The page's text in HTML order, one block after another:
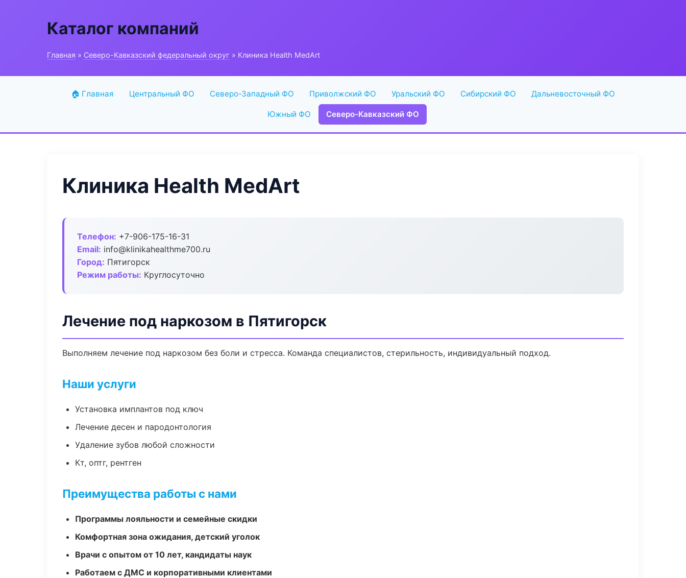
Каталог компаний
Главная » Северо-Кавказский федеральный округ » Клиника Health MedArt
🏠 Главная Центральный ФО Северо-Западный ФО Приволжский ФО Уральский ФО Сибирский ФО Дальневосточный ФО
Южный ФО Северо-Кавказский ФО
Клиника Health MedArt
Телефон: +7-906-175-16-31
Email: info@klinikahealthme700.ru
Город: Пятигорск
Режим работы: Круглосуточно
Лечение под наркозом в Пятигорск
Выполняем лечение под наркозом без боли и стресса. Команда специалистов, стерильность, индивидуальный подход.
Наши услуги
Установка имплантов под ключ
Лечение десен и пародонтология
Удаление зубов любой сложности
Кт, оптг, рентген
Преимущества работы с нами
Программы лояльности и семейные скидки
Комфортная зона ожидания, детский уголок
Врачи с опытом от 10 лет, кандидаты наук
Работаем с ДМС и корпоративными клиентами